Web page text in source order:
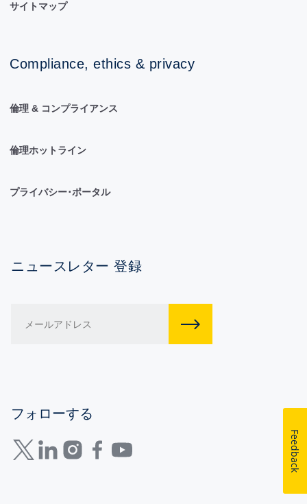
サイトマップ
Compliance, ethics & privacy
倫理 & コンプライアンス
倫理ホットライン
プライバシー･ポータル
ニュースレター 登録
フォローする
Feedback